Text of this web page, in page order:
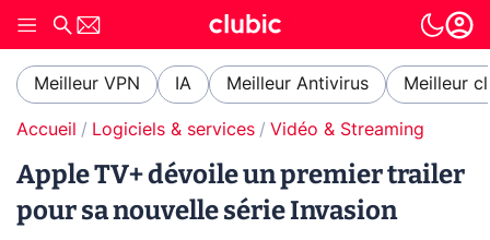
Meilleur VPN IA Meilleur Antivirus Meilleur
Accueil Logiciels & services Vidéo & Streaming
Apple TV+ dévoile un premier trailer
pour sa nouvelle série Invasion